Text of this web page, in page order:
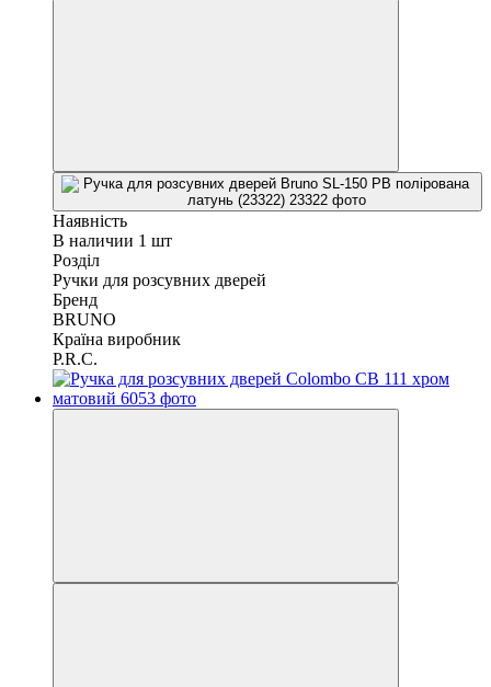
Наявність
В наличии 1 шт
Розділ
Ручки для розсувних дверей
Бренд
BRUNO
Країна виробник
P.R.C.